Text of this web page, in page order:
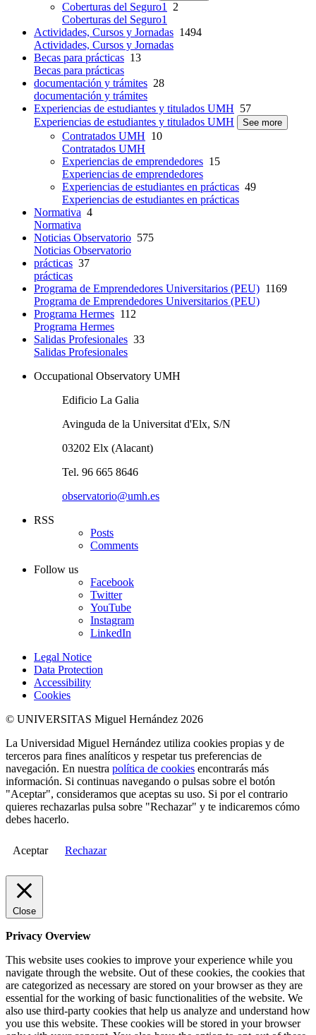
Coberturas del Seguro1
2
Coberturas del Seguro1
Actividades, Cursos y Jornadas 1494
Actividades, Cursos y Jornadas
Becas para prácticas 13
Becas para prácticas
documentación y trámites 28
documentación y trámites
Experiencias de estudiantes y titulados UMH 57
Experiencias de estudiantes y titulados UMH
See more
Contratados UMH 10
Contratados UMH
Experiencias de emprendedores 15
Experiencias de emprendedores
Experiencias de estudiantes en prácticas 49
Experiencias de estudiantes en prácticas
Normativa 4
Normativa
Noticias Observatorio 575
Noticias Observatorio
prácticas 37
prácticas
Programa de Emprendedores Universitarios (PEU) 1169
Programa de Emprendedores Universitarios (PEU)
Programa Hermes 112
Programa Hermes
Salidas Profesionales 33
Salidas Profesionales
Occupational Observatory UMH
Edificio La Galia
Avinguda de la Universitat d'Elx, S/N
03202 Elx (Alacant)
Tel. 96 665 8646
observatorio@umh.es
RSS
Posts
Comments
Follow us
Facebook
Twitter
YouTube
Instagram
LinkedIn
Legal Notice
Data Protection
Accessibility
Cookies
© UNIVERSITAS Miguel Hernández 2026
La Universidad Miguel Hernández utiliza cookies propias y de
terceros para fines analíticos y respetar tus preferencias de
navegación. En nuestra política de cookies encontrarás más
información. Si continuas navegando o pulsas sobre el botón
"Aceptar", consideramos que aceptas su uso. Si por el contrario
quieres rechazarlas pulsa sobre "Rechazar" y te indicaremos cómo
debes hacerlo.
Aceptar Rechazar
Close
Privacy Overview
This website uses cookies to improve your experience while you
navigate through the website. Out of these cookies, the cookies that
are categorized as necessary are stored on your browser as they are
essential for the working of basic functionalities of the website. We
also use third-party cookies that help us analyze and understand how
you use this website. These cookies will be stored in your browser